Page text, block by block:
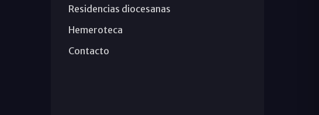
Residencias diocesanas
Hemeroteca
Contacto